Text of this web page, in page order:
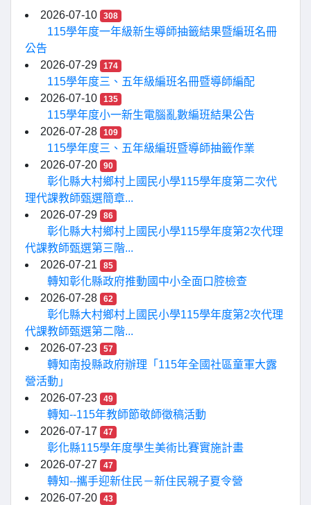
2026-07-10 308
115學年度一年級新生導師抽籤結果暨編班名冊
公告
2026-07-29
174
115學年度三、五年級編班名冊暨導師編配
2026-07-10
135
115學年度小一新生電腦亂數編班結果公告
2026-07-28
109
115學年度三、五年級編班暨導師抽籤作業
2026-07-20
90
彰化縣大村鄉村上國民小學115學年度第二次代
理代課教師甄選簡章...
2026-07-29
86
彰化縣大村鄉村上國民小學115學年度第2次代理
代課教師甄選第三階...
2026-07-21
85
轉知彰化縣政府推動國中小全面口腔檢查
2026-07-28
62
彰化縣大村鄉村上國民小學115學年度第2次代理
代課教師甄選第二階...
2026-07-23
57
轉知南投縣政府辦理「115年全國社區童軍大露
營活動」
2026-07-23
49
轉知--115年教師節敬師徵稿活動
2026-07-17
47
彰化縣115學年度學生美術比賽實施計畫
2026-07-27
47
轉知--攜手迎新住民－新住民親子夏令營
2026-07-20
43